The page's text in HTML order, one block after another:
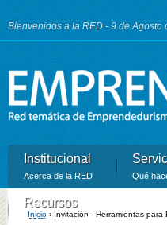
Bienvenidos a la RED - 9 de Agosto
Institucional
Acerca de la RED Qué
Recursos
Recursos de la RED
Inicio › Invitación - Herramientas para